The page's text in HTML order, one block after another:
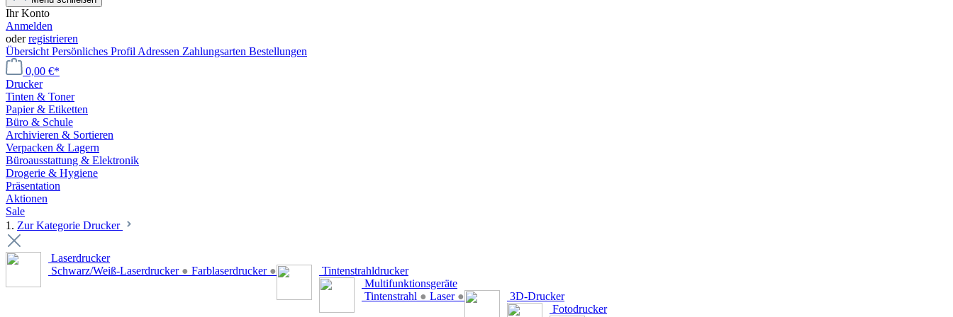
Ihr Konto
Anmelden
oderregistrieren
Übersicht Persönliches Profil Adressen Zahlungsarten Bestellungen
0,00 €*
Drucker
Tinten & Toner
Papier & Etiketten
Büro & Schule
Archivieren & Sortieren
Verpacken & Lagern
Büroausstattung & Elektronik
Drogerie & Hygiene
Präsentation
Aktionen
Sale
1. Zur Kategorie Drucker
Laserdrucker
Schwarz/Weiß-Laserdrucker ● Farblaserdrucker ●
Tintenstrahldrucker
Multifunktionsgeräte
Tintenstrahl ● Laser ●
3D-Drucker
Fotodrucker